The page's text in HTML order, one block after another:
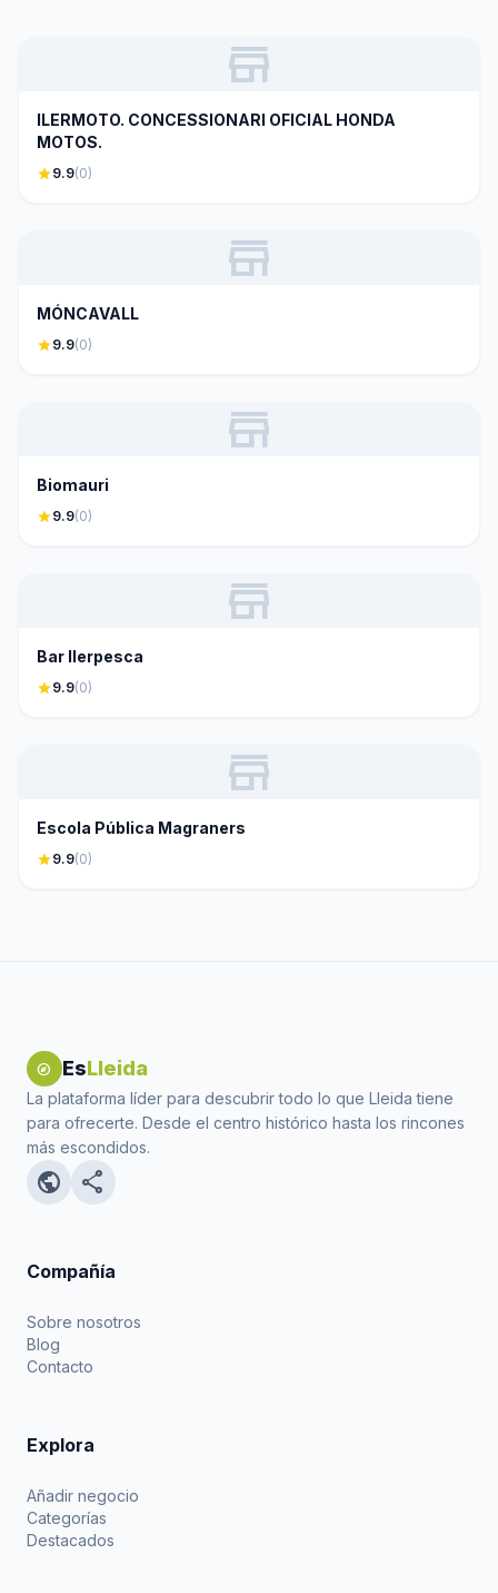
store
ILERMOTO. CONCESSIONARI OFICIAL HONDA
MOTOS.
star9.9(0)
store
MÓNCAVALL
star9.9(0)
store
Biomauri
star9.9(0)
store
Bar Ilerpesca
star9.9(0)
store
Escola Pública Magraners
star9.9(0)
explore EsLleida
La plataforma líder para descubrir todo lo que Lleida tiene
para ofrecerte. Desde el centro histórico hasta los rincones
más escondidos.
public share
Compañía
Sobre nosotros
Blog
Contacto
Explora
Añadir negocio
Categorías
Destacados